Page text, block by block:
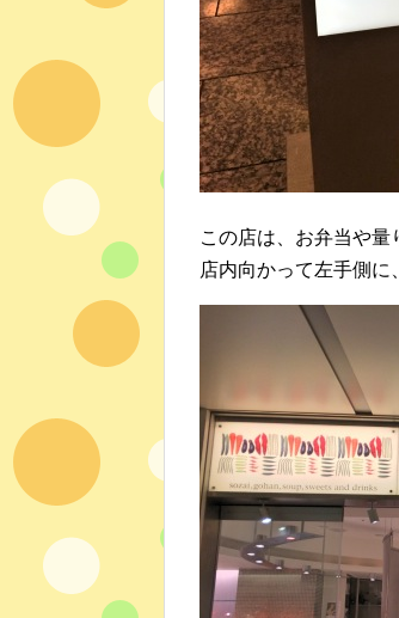
この店は、お弁当や量
店内向かって左手側に